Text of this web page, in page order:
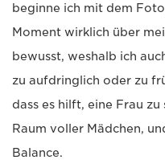
beginne ich mit dem
Moment wirklich über
bewusst, weshalb ich
zu aufdringlich oder zu
dass es hilft, eine Frau
Raum voller Mädchen,
Balance.